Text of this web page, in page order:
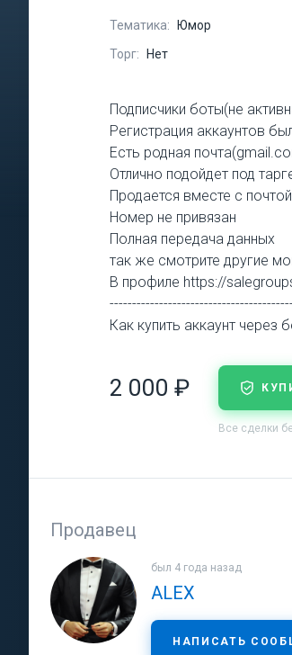
Тематика:
Юмор
Торг:
Нет
Подписчики боты(не
Регистрация аккаунтов
Есть родная
Отлично подойдет под
Продается вместе с почтой
Номер не привязан
Полная передача данных
так же смотрите другие
В профиле https://
Как купить аккаунт
2 000 ₽
Все сделки
Продавец
был 4 года назад
ALEX
НАПИСАТЬ